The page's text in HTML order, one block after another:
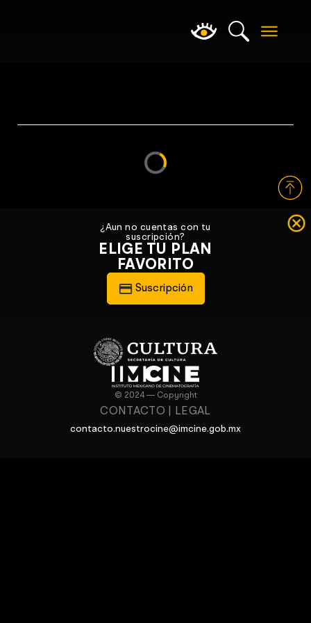
¿Aun no cuentas con tu
suscripción?
ELIGE TU PLAN
FAVORITO
Suscripción
© 2024 — Copyright
CONTACTO LEGAL
contacto.nuestrocine@imcine.gob.mx